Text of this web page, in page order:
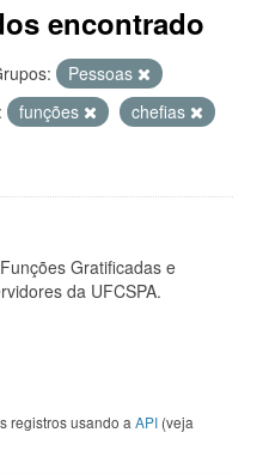
encontrado
Pessoas
funções
chefias
Gratificadas e
da UFCSPA.
registros usando a API (veja